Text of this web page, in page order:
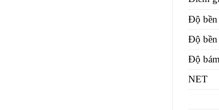
Độ
Độ
Độ
NET